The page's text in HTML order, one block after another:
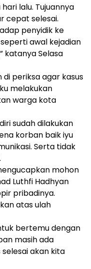
lalu. Tujuannya
cepat selesai.
penyidik ke
awal kejadian
katanya Selasa
di periksa agar kasus
melakukan
warga kota
sudah dilakukan
korban baik iyu
Serta tidak
mohon
Luthfi Hadhyan
pribadinya.
atas ulah
bertemu dengan
masih ada
akan kita